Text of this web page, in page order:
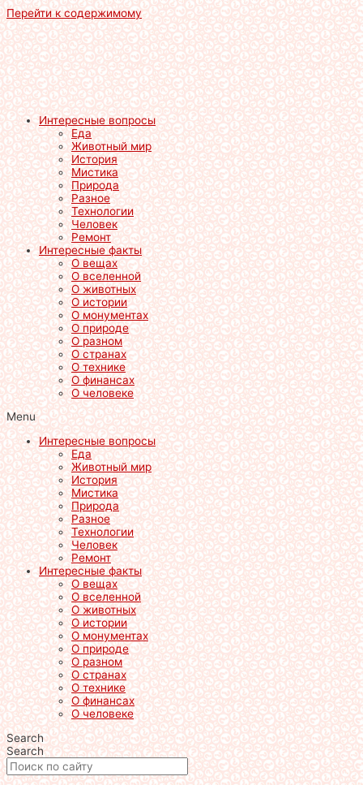
Перейти к содержимому
Интересные вопросы
Еда
Животный мир
История
Мистика
Природа
Разное
Технологии
Человек
Ремонт
Интересные факты
О вещах
О вселенной
О животных
О истории
О монументах
О природе
О разном
О странах
О технике
О финансах
О человеке
Menu
Интересные вопросы
Еда
Животный мир
История
Мистика
Природа
Разное
Технологии
Человек
Ремонт
Интересные факты
О вещах
О вселенной
О животных
О истории
О монументах
О природе
О разном
О странах
О технике
О финансах
О человеке
Search
Search